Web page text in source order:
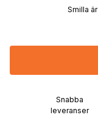
Smilla
Snabba
leveranser